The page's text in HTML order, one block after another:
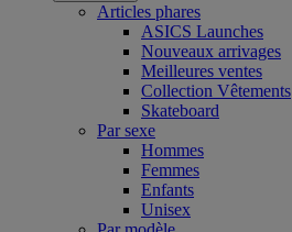
Articles phares
ASICS Launches
Nouveaux arrivages
Meilleures ventes
Collection Vêtements
Skateboard
Par sexe
Hommes
Femmes
Enfants
Unisex